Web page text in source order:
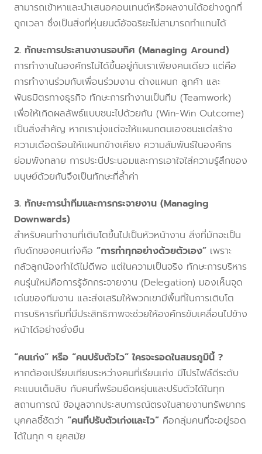
สามารถเข้าหาและนำเสนอคอนเทนต์หรือผลงานได้อย่างถูกที่
ถูกเวลา ซึ่งเป็นสิ่งที่หุ่นยนต์อัจฉริยะไม่สามารถทำแทนได้
2. ทักษะการประสานงานรอบทิศ (Managing Around)
การทำงานในองค์กรไม่ได้ขึ้นอยู่กับเราเพียงคนเดียว แต่คือ
การทำงานร่วมกับเพื่อนร่วมงาน ต่างแผนก ลูกค้า และ
พันธมิตรทางธุรกิจ ทักษะการทำงานเป็นทีม (Teamwork)
เพื่อให้เกิดผลลัพธ์แบบชนะไปด้วยกัน (Win-Win Outcome)
เป็นสิ่งสำคัญ หากเรามุ่งแต่จะให้แผนกตนเองชนะแต่สร้าง
ความเดือดร้อนให้แผนกข้างเคียง ความสัมพันธ์ในองค์กร
ย่อมพังทลาย การประนีประนอมและการเอาใจใส่ความรู้สึกของ
มนุษย์ด้วยกันจึงเป็นทักษะที่ล้ำค่า
3. ทักษะการนำทีมและการกระจายงาน (Managing
Downwards)
สำหรับคนทำงานที่เติบโตขึ้นไปเป็นหัวหน้างาน สิ่งที่มักจะเป็น
กับดักของคนเก่งคือ “การทำทุกอย่างด้วยตัวเอง” เพราะ
กลัวลูกน้องทำได้ไม่ดีพอ แต่ในความเป็นจริง ทักษะการบริหาร
คนรุ่นใหม่คือการรู้จักกระจายงาน (Delegation) มองเห็นจุด
เด่นของทีมงาน และส่งเสริมให้พวกเขามีพื้นที่ในการเติบโต
การบริหารทีมที่มีประสิทธิภาพจะช่วยให้องค์กรขับเคลื่อนไปข้าง
หน้าได้อย่างยั่งยืน
“คนเก่ง” หรือ “คนปรับตัวไว” ใครจะรอดในสมรภูมินี้ ?
หากต้องเปรียบเทียบระหว่างคนที่เรียนเก่ง มีโปรไฟล์ดีระดับ
คะแนนเต็มสิบ กับคนที่พร้อมยืดหยุ่นและปรับตัวได้ในทุก
สถานการณ์ ข้อมูลจากประสบการณ์ตรงในสายงานทรัพยากร
บุคคลชี้ชัดว่า “คนที่ปรับตัวเก่งและไว” คือกลุ่มคนที่จะอยู่รอด
ได้ในทุก ๆ ยุคสมัย